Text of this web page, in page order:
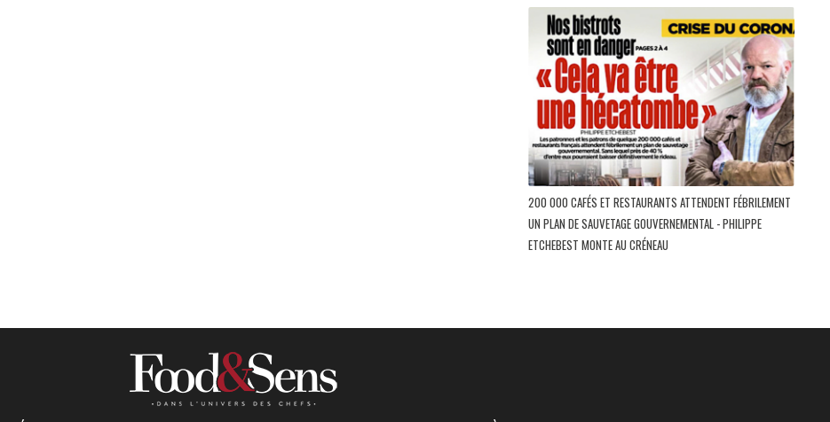
200 000 CAFÉS ET RESTAURANTS ATTENDENT FÉBRILEMENT
UN PLAN DE SAUVETAGE GOUVERNEMENTAL - PHILIPPE
ETCHEBEST MONTE AU CRÉNEAU